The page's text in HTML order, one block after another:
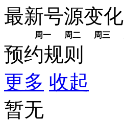
最新号源变化
周一 周二 周三
预约规则
更多 收起
暂无